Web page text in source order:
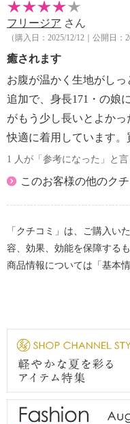
【原産国（地）】
・中国製
＜パンツ＞
【詳細】
・ボトムウエスト：総
・ポケット：外側（前
【素材】
・表地：表側：ポリエ
・裏側：綿１００％
【メンテナンス（絵表
・洗濯機：可
・タンブル乾燥：不可
・自然乾燥：日陰の吊
・アイロン仕上げ：可
【原産国（地）】
・中国製
フリージア さん
（購入日：2025/12/12｜公開日：
癒されます
お腹が温かく生地がしっ
追加で、身長171・の娘
がもう少し長いとよか
快適に着用しています。
1 人が「参考になった」と
このお客様の他のク
「クチコミ」は、ご購入い
容、効果、効能を保障する
商品情報については「基本